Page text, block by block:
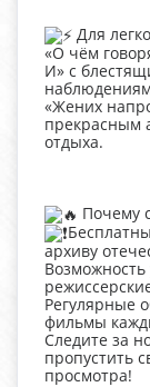
Для
«О чём
И» с
«Жених
прекрасным
отдыха.
Почему
архиву
Регулярные
фильмы
Следите за
пропустить
просмотра!